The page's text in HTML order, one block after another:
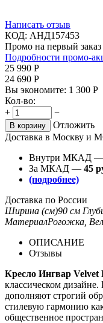
Написать отзыв
КОД: АНД157453
Промо на первый
Подробности промо-
25 990 Р
24 690 Р
Вы экономите: 1 300 Р
Кол-во:
+
−
В корзину
Отложить
Доставка в Москву и
Внутри МКАД —
За МКАД — 45
(подробнее)
Доставка по России
Ширина (см)90 см
МатериалРогожка,
ОПИСАНИЕ
Отзывы
Кресло Ингвар Velvet
классическом
дополняют строгий
стилевую гармонию
общественное